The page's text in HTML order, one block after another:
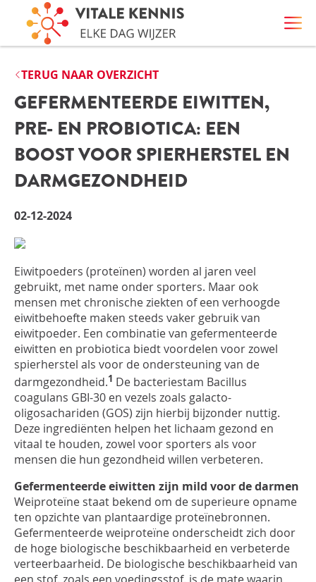
TERUG NAAR OVERZICHT
GEFERMENTEERDE EIWITTEN,
PRE- EN PROBIOTICA: EEN
BOOST VOOR SPIERHERSTEL EN
DARMGEZONDHEID
02-12-2024
Eiwitpoeders (proteïnen) worden al jaren veel
gebruikt, met name onder sporters. Maar ook
mensen met chronische ziekten of een verhoogde
eiwitbehoefte maken steeds vaker gebruik van
eiwitpoeder. Een combinatie van gefermenteerde
eiwitten en probiotica biedt voordelen voor zowel
spierherstel als voor de ondersteuning van de
darmgezondheid.1 De bacteriestam Bacillus
coagulans GBI-30 en vezels zoals galacto-
oligosachariden (GOS) zijn hierbij bijzonder nuttig.
Deze ingrediënten helpen het lichaam gezond en
vitaal te houden, zowel voor sporters als voor
mensen die hun gezondheid willen verbeteren.
Gefermenteerde eiwitten zijn mild voor de darmen
Weiproteïne staat bekend om de superieure opname
ten opzichte van plantaardige proteïnebronnen.
Gefermenteerde weiproteïne onderscheidt zich door
de hoge biologische beschikbaarheid en verbeterde
verteerbaarheid. De biologische beschikbaarheid van